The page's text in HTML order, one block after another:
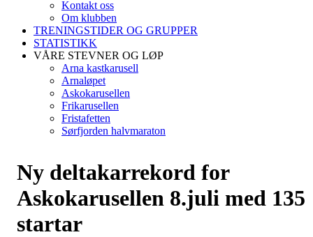
Kontakt oss
Om klubben
TRENINGSTIDER OG GRUPPER
STATISTIKK
VÅRE STEVNER OG LØP
Arna kastkarusell
Arnaløpet
Askokarusellen
Frikarusellen
Fristafetten
Sørfjorden halvmaraton
Ny deltakarrekord for
Askokarusellen 8.juli med 135
startar